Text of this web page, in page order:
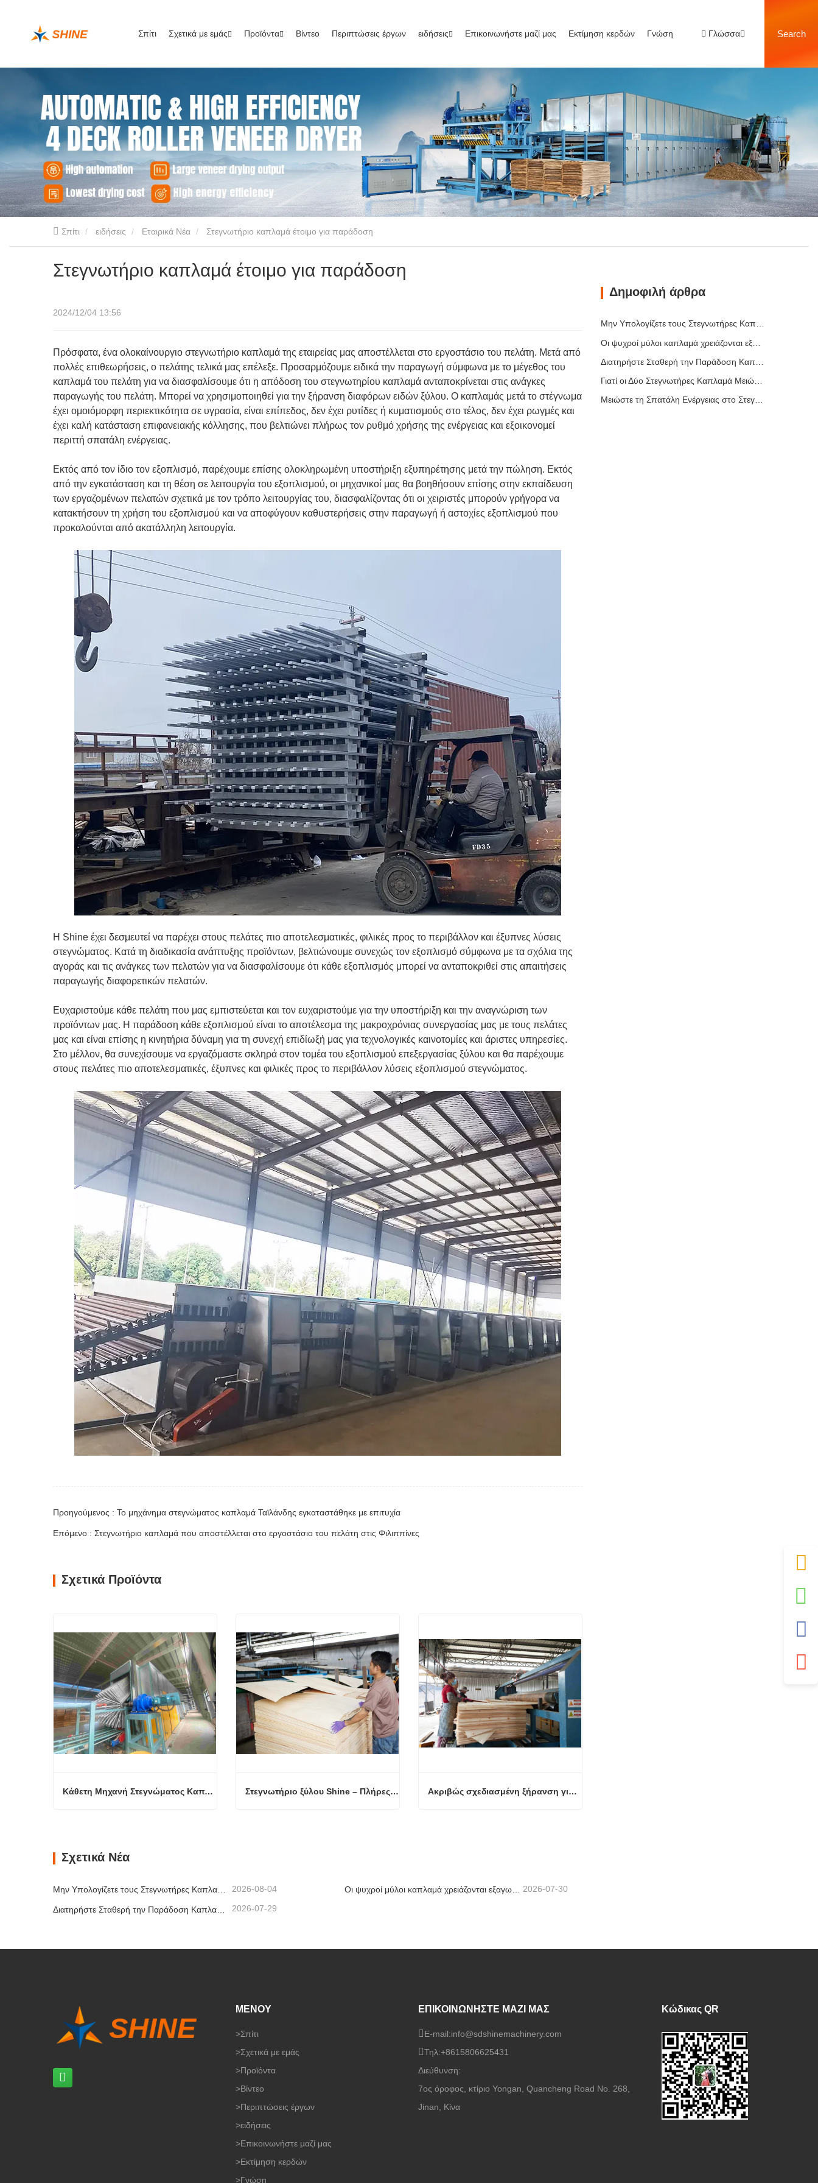
Σπίτι Σχετικά με εμάς Προϊόντα Βίντεο Περιπτώσεις έργων ειδήσεις Επικοινωνήστε μαζί μας Εκτίμηση κερδών Γνώση Γλώσσα Search
Σπίτι ειδήσεις Εταιρικά Νέα Στεγνωτήριο καπλαμά έτοιμο για παράδοση
Στεγνωτήριο καπλαμά έτοιμο για παράδοση
2024/12/04 13:56
Πρόσφατα, ένα ολοκαίνουργιο στεγνωτήριο καπλαμά της εταιρείας μας αποστέλλεται στο εργοστάσιο του πελάτη. Μετά από
πολλές επιθεωρήσεις, ο πελάτης τελικά μας επέλεξε. Προσαρμόζουμε ειδικά την παραγωγή σύμφωνα με το μέγεθος του
καπλαμά του πελάτη για να διασφαλίσουμε ότι η απόδοση του στεγνωτηρίου καπλαμά ανταποκρίνεται στις ανάγκες
παραγωγής του πελάτη. Μπορεί να χρησιμοποιηθεί για την ξήρανση διαφόρων ειδών ξύλου. Ο καπλαμάς μετά το στέγνωμα
έχει ομοιόμορφη περιεκτικότητα σε υγρασία, είναι επίπεδος, δεν έχει ρυτίδες ή κυματισμούς στο τέλος, δεν έχει ρωγμές και
έχει καλή κατάσταση επιφανειακής κόλλησης, που βελτιώνει πλήρως τον ρυθμό χρήσης της ενέργειας και εξοικονομεί
περιττή σπατάλη ενέργειας.
Εκτός από τον ίδιο τον εξοπλισμό, παρέχουμε επίσης ολοκληρωμένη υποστήριξη εξυπηρέτησης μετά την πώληση. Εκτός
από την εγκατάσταση και τη θέση σε λειτουργία του εξοπλισμού, οι μηχανικοί μας θα βοηθήσουν επίσης στην εκπαίδευση
των εργαζομένων πελατών σχετικά με τον τρόπο λειτουργίας του, διασφαλίζοντας ότι οι χειριστές μπορούν γρήγορα να
κατακτήσουν τη χρήση του εξοπλισμού και να αποφύγουν καθυστερήσεις στην παραγωγή ή αστοχίες εξοπλισμού που
προκαλούνται από ακατάλληλη λειτουργία.
Η Shine έχει δεσμευτεί να παρέχει στους πελάτες πιο αποτελεσματικές, φιλικές προς το περιβάλλον και έξυπνες λύσεις
στεγνώματος. Κατά τη διαδικασία ανάπτυξης προϊόντων, βελτιώνουμε συνεχώς τον εξοπλισμό σύμφωνα με τα σχόλια της
αγοράς και τις ανάγκες των πελατών για να διασφαλίσουμε ότι κάθε εξοπλισμός μπορεί να ανταποκριθεί στις απαιτήσεις
παραγωγής διαφορετικών πελατών.
Ευχαριστούμε κάθε πελάτη που μας εμπιστεύεται και τον ευχαριστούμε για την υποστήριξη και την αναγνώριση των
προϊόντων μας. Η παράδοση κάθε εξοπλισμού είναι το αποτέλεσμα της μακροχρόνιας συνεργασίας μας με τους πελάτες
μας και είναι επίσης η κινητήρια δύναμη για τη συνεχή επιδίωξή μας για τεχνολογικές καινοτομίες και άριστες υπηρεσίες.
Στο μέλλον, θα συνεχίσουμε να εργαζόμαστε σκληρά στον τομέα του εξοπλισμού επεξεργασίας ξύλου και θα παρέχουμε
στους πελάτες πιο αποτελεσματικές, έξυπνες και φιλικές προς το περιβάλλον λύσεις εξοπλισμού στεγνώματος.
Προηγούμενος : Το μηχάνημα στεγνώματος καπλαμά Ταϊλάνδης εγκαταστάθηκε με επιτυχία
Επόμενο : Στεγνωτήριο καπλαμά που αποστέλλεται στο εργοστάσιο του πελάτη στις Φιλιππίνες
Σχετικά Προϊόντα
Κάθετη Μηχανή Στεγνώματος Καπλαμά Στεγνωτήριο ξύλου Shine – Πλήρες πρότυπο μεταφόρτωσης προϊόντος Ακριβώς σχεδιασμένη ξήρανση για ανώτερη ποιότητα και απόδοση ξύλινων καπλαμάδων
Σχετικά Νέα
Μην Υπολογίζετε τους Στεγνωτήρες Καπλαμά Μόνο με Βάση τη Χωρητικότητα 2026-08-04 Οι ψυχροί μύλοι καπλαμά χρειάζονται εξαγωγή πριν από περισσότερη θερμότητα 2026-07-30
2026-07-29
Δημοφιλή άρθρα
Μην Υπολογίζετε τους Στεγνωτήρες Καπλαμά Μόνο με Βάση τη Χωρητικότητα
Μειώστε τη Σπατάλη Ενέργειας στο Στεγνωτήριο Καπλαμά Ξύλου – Συμβουλές για Στεγνωτήριο Ξύλου
ΜΕΝΟΥ
>Σπίτι
>Σχετικά με εμάς
>Προϊόντα
>Βίντεο
>Περιπτώσεις έργων
>ειδήσεις
>Επικοινωνήστε μαζί μας
>Εκτίμηση κερδών
>Γνώση
ΕΠΙΚΟΙΝΩΝΗΣΤΕ ΜΑΖΙ ΜΑΣ
E-mail:info@sdshinemachinery.com
Τηλ:+8615806625431
Διεύθυνση:
7ος όροφος, κτίριο Yongan, Quancheng Road No. 268,
Jinan, Κίνα
Κώδικας QR